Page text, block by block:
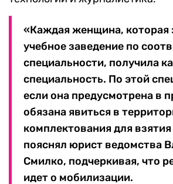
«Каждая женщина, которая
учебное заведение по
специальности, получила
специальность. По этой
если она предусмотрена в
обязана явиться в
комплектования для
пояснял юрист ведомства
Смилко, подчеркивая, что
идет о мобилизации.